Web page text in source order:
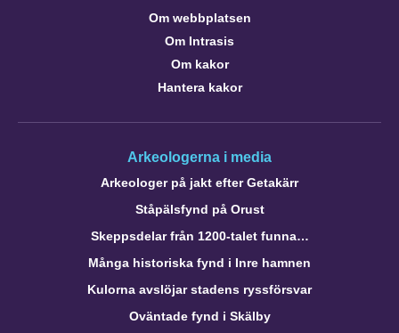
Om webbplatsen
Om Intrasis
Om kakor
Hantera kakor
Arkeologerna i media
Arkeologer på jakt efter Getakärr
Ståpälsfynd på Orust
Skeppsdelar från 1200-talet funna…
Många historiska fynd i Inre hamnen
Kulorna avslöjar stadens ryssförsvar
Oväntade fynd i Skälby